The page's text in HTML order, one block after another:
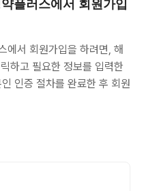
플러스에서 회원가입
에서 회원가입을 하려면, 해
하고 필요한 정보를 입력한
인증 절차를 완료한 후 회원